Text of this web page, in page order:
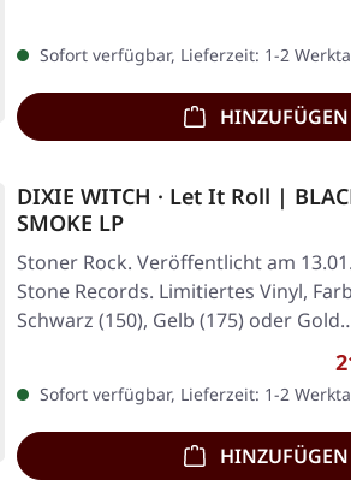
Sofort verfügbar, Lieferzeit: 1-2
HINZUFÜGEN
DIXIE WITCH · Let It Roll |
SMOKE LP
Stoner Rock. Veröffentlicht am
Stone Records. Limitiertes Vinyl,
Schwarz (150), Gelb (175) oder
Sofort verfügbar, Lieferzeit: 1-2
HINZUFÜGEN